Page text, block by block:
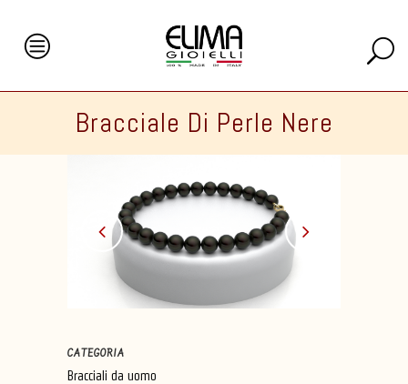
Bracciale Di Perle Nere
CATEGORIA
Bracciali da uomo